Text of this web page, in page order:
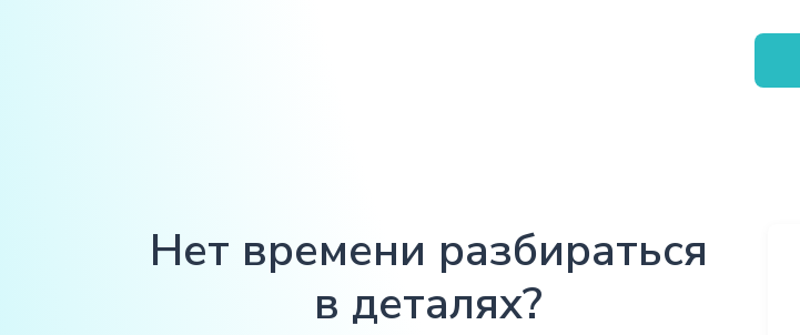
Нет времени разбираться
в деталях?